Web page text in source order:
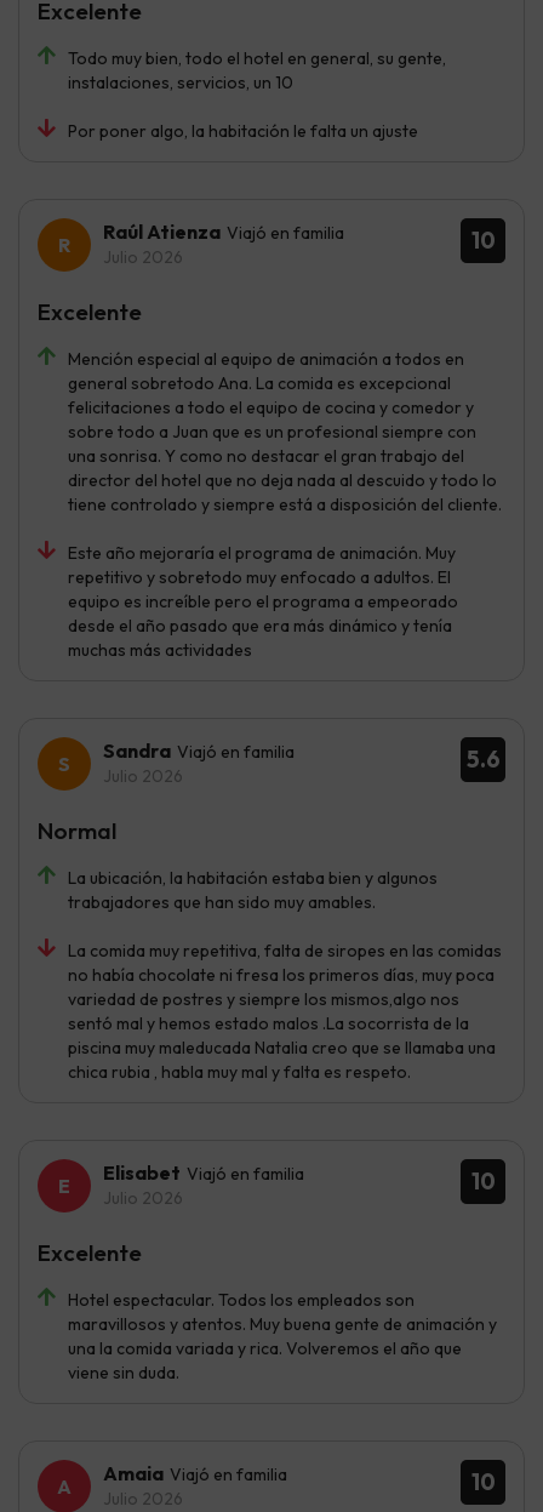
Todo muy bien, todo el hotel en general, su gente,
instalaciones, servicios, un 10
Por poner algo, la habitación le falta un ajuste
Excelente
10
Raúl Atienza Viajó en familia
Julio 2026
Mención especial al equipo de animación a todos en
general sobretodo Ana. La comida es excepcional
felicitaciones a todo el equipo de cocina y comedor y
sobre todo a Juan que es un profesional siempre con
una sonrisa. Y como no destacar el gran trabajo del
director del hotel que no deja nada al descuido y todo lo
tiene controlado y siempre está a disposición del cliente.
Este año mejoraría el programa de animación. Muy
repetitivo y sobretodo muy enfocado a adultos. El
equipo es increíble pero el programa a empeorado
desde el año pasado que era más dinámico y tenía
muchas más actividades
Excelente
5.6
Sandra Viajó en familia
Julio 2026
La ubicación, la habitación estaba bien y algunos
trabajadores que han sido muy amables.
La comida muy repetitiva, falta de siropes en las comidas
no había chocolate ni fresa los primeros días, muy poca
variedad de postres y siempre los mismos,algo nos
sentó mal y hemos estado malos .La socorrista de la
piscina muy maleducada Natalia creo que se llamaba una
chica rubia , habla muy mal y falta es respeto.
Normal
10
Elisabet Viajó en familia
Julio 2026
Hotel espectacular. Todos los empleados son
maravillosos y atentos. Muy buena gente de animación y
una la comida variada y rica. Volveremos el año que
viene sin duda.
Excelente
10
Amaia Viajó en familia
Julio 2026